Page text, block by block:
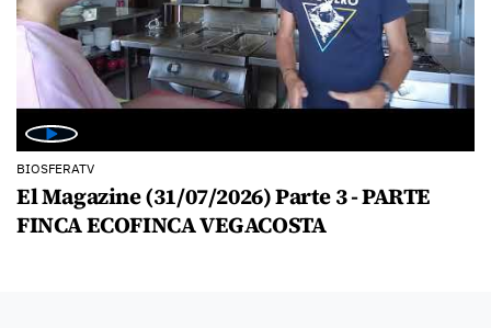
BIOSFERATV
El Magazine (31/07/2026) Parte 3 - PARTE
FINCA ECOFINCA VEGACOSTA